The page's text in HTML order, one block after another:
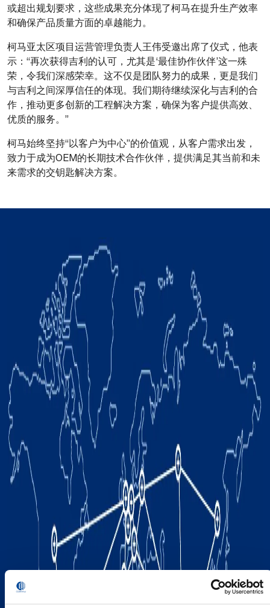
或超出规划要求，这些成果充分体现了柯马在提升生产效率
和确保产品质量方面的卓越能力。
柯马亚太区项目运营管理负责人王伟受邀出席了仪式，他表
示：“再次获得吉利的认可，尤其是‘最佳协作伙伴’这一殊
荣，令我们深感荣幸。这不仅是团队努力的成果，更是我们
与吉利之间深厚信任的体现。我们期待继续深化与吉利的合
作，推动更多创新的工程解决方案，确保为客户提供高效、
优质的服务。”
柯马始终坚持“以客户为中心”的价值观，从客户需求出发，
致力于成为OEM的长期技术合作伙伴，提供满足其当前和未
来需求的交钥匙解决方案。